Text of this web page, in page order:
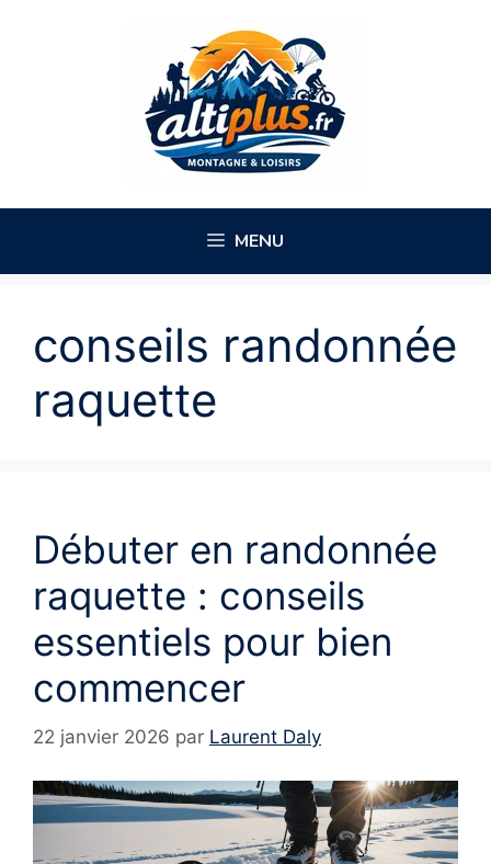
MENU
conseils randonnée
raquette
Débuter en randonnée
raquette : conseils
essentiels pour bien
commencer
22 janvier 2026 par Laurent Daly